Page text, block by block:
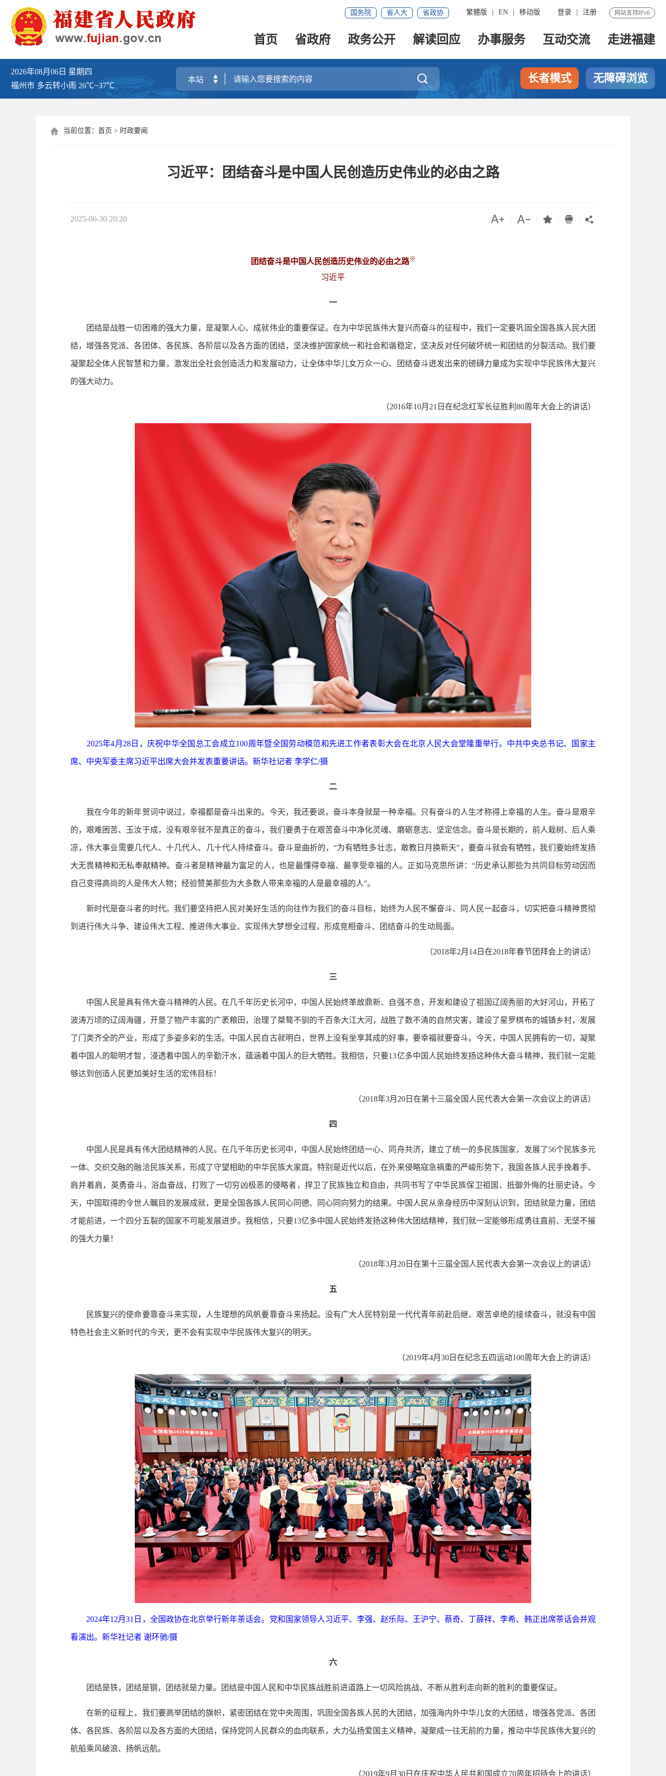
网站支持IPv6
登录 注册
繁體版 EN 移动版
国务院 省人大 省政协
首页 省政府 政务公开 解读回应 办事服务 互动交流 走进福建
2026年08月06日 星期四
福州市 多云转小雨 26℃~37℃
 长者模式 无障碍浏览
 当前位置： 首页 > 时政要闻
习近平：团结奋斗是中国人民创造历史伟业的必由之路
2025-06-30 20:20     
团结奋斗是中国人民创造历史伟业的必由之路※
习近平
一
团结是战胜一切困难的强大力量，是凝聚人心、成就伟业的重要保证。在为中华民族伟大复兴而奋斗的征程中，我们一定要巩固全国各族人民大团
结，增强各党派、各团体、各民族、各阶层以及各方面的团结，坚决维护国家统一和社会和谐稳定，坚决反对任何破坏统一和团结的分裂活动。我们要
凝聚起全体人民智慧和力量，激发出全社会创造活力和发展动力，让全体中华儿女万众一心、团结奋斗迸发出来的磅礴力量成为实现中华民族伟大复兴
的强大动力。
（2016年10月21日在纪念红军长征胜利80周年大会上的讲话）
2025年4月28日，庆祝中华全国总工会成立100周年暨全国劳动模范和先进工作者表彰大会在北京人民大会堂隆重举行。中共中央总书记、国家主
席、中央军委主席习近平出席大会并发表重要讲话。新华社记者 李学仁/摄
二
我在今年的新年贺词中说过，幸福都是奋斗出来的。今天，我还要说，奋斗本身就是一种幸福。只有奋斗的人生才称得上幸福的人生。奋斗是艰辛
的，艰难困苦、玉汝于成，没有艰辛就不是真正的奋斗，我们要勇于在艰苦奋斗中净化灵魂、磨砺意志、坚定信念。奋斗是长期的，前人栽树、后人乘
凉，伟大事业需要几代人、十几代人、几十代人持续奋斗。奋斗是曲折的，“为有牺牲多壮志，敢教日月换新天”，要奋斗就会有牺牲，我们要始终发扬
大无畏精神和无私奉献精神。奋斗者是精神最为富足的人，也是最懂得幸福、最享受幸福的人。正如马克思所讲：“历史承认那些为共同目标劳动因而
自己变得高尚的人是伟大人物；经验赞美那些为大多数人带来幸福的人是最幸福的人”。
新时代是奋斗者的时代。我们要坚持把人民对美好生活的向往作为我们的奋斗目标，始终为人民不懈奋斗、同人民一起奋斗，切实把奋斗精神贯彻
到进行伟大斗争、建设伟大工程、推进伟大事业、实现伟大梦想全过程，形成竞相奋斗、团结奋斗的生动局面。
（2018年2月14日在2018年春节团拜会上的讲话）
三
中国人民是具有伟大奋斗精神的人民。在几千年历史长河中，中国人民始终革故鼎新、自强不息，开发和建设了祖国辽阔秀丽的大好河山，开拓了
波涛万顷的辽阔海疆，开垦了物产丰富的广袤粮田，治理了桀骜不驯的千百条大江大河，战胜了数不清的自然灾害，建设了星罗棋布的城镇乡村，发展
了门类齐全的产业，形成了多姿多彩的生活。中国人民自古就明白，世界上没有坐享其成的好事，要幸福就要奋斗。今天，中国人民拥有的一切，凝聚
着中国人的聪明才智，浸透着中国人的辛勤汗水，蕴涵着中国人的巨大牺牲。我相信，只要13亿多中国人民始终发扬这种伟大奋斗精神，我们就一定能
够达到创造人民更加美好生活的宏伟目标！
（2018年3月20日在第十三届全国人民代表大会第一次会议上的讲话）
四
中国人民是具有伟大团结精神的人民。在几千年历史长河中，中国人民始终团结一心、同舟共济，建立了统一的多民族国家，发展了56个民族多元
一体、交织交融的融洽民族关系，形成了守望相助的中华民族大家庭。特别是近代以后，在外来侵略寇急祸重的严峻形势下，我国各族人民手挽着手、
肩并着肩，英勇奋斗，浴血奋战，打败了一切穷凶极恶的侵略者，捍卫了民族独立和自由，共同书写了中华民族保卫祖国、抵御外侮的壮丽史诗。今
天，中国取得的令世人瞩目的发展成就，更是全国各族人民同心同德、同心同向努力的结果。中国人民从亲身经历中深刻认识到，团结就是力量，团结
才能前进，一个四分五裂的国家不可能发展进步。我相信，只要13亿多中国人民始终发扬这种伟大团结精神，我们就一定能够形成勇往直前、无坚不摧
的强大力量！
（2018年3月20日在第十三届全国人民代表大会第一次会议上的讲话）
五
民族复兴的使命要靠奋斗来实现，人生理想的风帆要靠奋斗来扬起。没有广大人民特别是一代代青年前赴后继、艰苦卓绝的接续奋斗，就没有中国
特色社会主义新时代的今天，更不会有实现中华民族伟大复兴的明天。
（2019年4月30日在纪念五四运动100周年大会上的讲话）
2024年12月31日，全国政协在北京举行新年茶话会。党和国家领导人习近平、李强、赵乐际、王沪宁、蔡奇、丁薛祥、李希、韩正出席茶话会并观
看演出。新华社记者 谢环驰/摄
六
团结是铁，团结是钢，团结就是力量。团结是中国人民和中华民族战胜前进道路上一切风险挑战、不断从胜利走向新的胜利的重要保证。
在新的征程上，我们要高举团结的旗帜，紧密团结在党中央周围，巩固全国各族人民的大团结，加强海内外中华儿女的大团结，增强各党派、各团
体、各民族、各阶层以及各方面的大团结，保持党同人民群众的血肉联系，大力弘扬爱国主义精神，凝聚成一往无前的力量，推动中华民族伟大复兴的
航船乘风破浪、扬帆远航。
（2019年9月30日在庆祝中华人民共和国成立70周年招待会上的讲话）